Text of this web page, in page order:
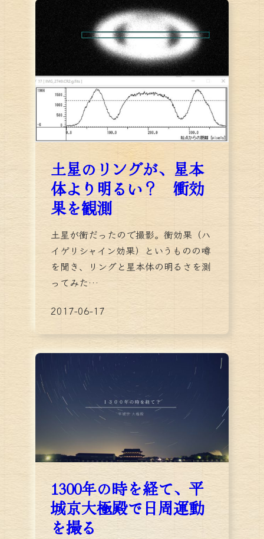
土星のリングが、星本
体より明るい？ 衝効
果を観測
土星が衝だったので撮影。衝効果（ハ
イゲリシャイン効果）というものの噂
を聞き、リングと星本体の明るさを測
ってみた…
2017-06-17
1300年の時を経て、平
城京大極殿で日周運動
を撮る